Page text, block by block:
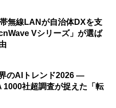
無線LANが自治体DXを支
Vシリーズ」が選ば
のAIトレンド2026 ―
1000社超調査が捉えた「転